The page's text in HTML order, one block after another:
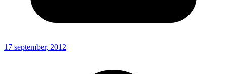
17 september, 2012